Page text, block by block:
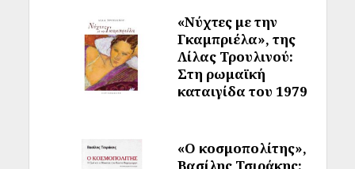
«Νύχτες με την
Γκαμπριέλα», της
Λίλας Τρουλινού:
Στη ρωμαϊκή
καταιγίδα του 1979
«Ο κοσμοπολίτης»,